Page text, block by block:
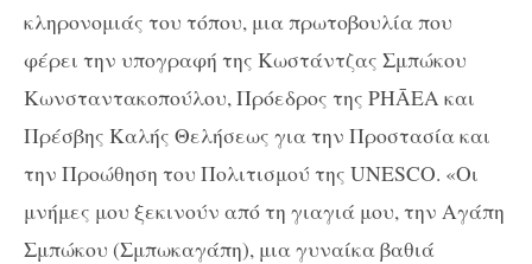
κληρονομιάς του τόπου, μια πρωτοβουλία που
φέρει την υπογραφή της Κωστάντζας Σμπώκου
Κωνσταντακοπούλου, Πρόεδρος της PHĀEA και
Πρέσβης Καλής Θελήσεως για την Προστασία και
την Προώθηση του Πολιτισμού της UNESCO. «Οι
μνήμες μου ξεκινούν από τη γιαγιά μου, την Αγάπη
Σμπώκου (Σμπωκαγάπη), μια γυναίκα βαθιά